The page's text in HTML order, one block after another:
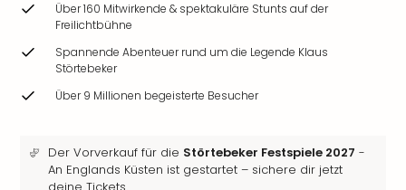
Über 160 Mitwirkende & spektakuläre Stunts auf der
Freilichtbühne
Spannende Abenteuer rund um die Legende Klaus
Störtebeker
Über 9 Millionen begeisterte Besucher
Der Vorverkauf für die Störtebeker Festspiele 2027 -
An Englands Küsten ist gestartet – sichere dir jetzt